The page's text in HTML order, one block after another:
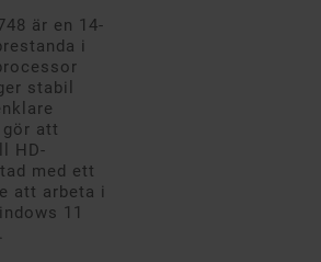
är en 14-
i
stabil
gör att
HD-
med ett
att arbeta i
11